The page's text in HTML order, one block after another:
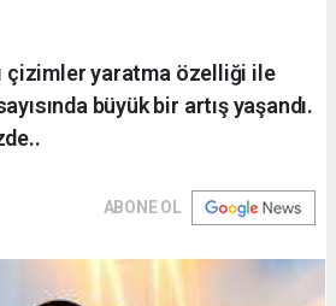
çizimler yaratma özelliği ile
büyük bir artış yaşandı.
ABONE OL